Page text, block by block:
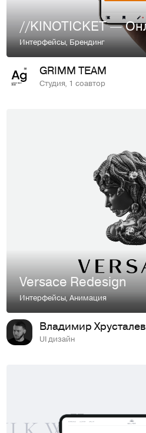
Интерфейсы,Брендинг
GRIMM TEAM
Студия, 1 соавтор
Versace Redesign
Интерфейсы,Анимация
Владимир Хрусталев
UI дизайн